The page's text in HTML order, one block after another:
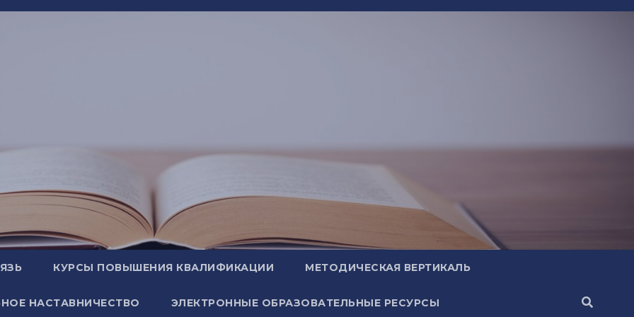
КУРСЫ ПОВЫШЕНИЯ КВАЛИФИКАЦИИ МЕТОДИЧЕСКАЯ ВЕРТИКАЛЬ
НАСТАВНИЧЕСТВО ЭЛЕКТРОННЫЕ ОБРАЗОВАТЕЛЬНЫЕ РЕСУРСЫ